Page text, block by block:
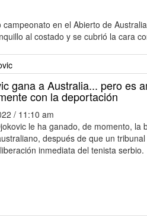
en el Abierto de
al costado y se cubrió la cara
gana a Australia... pero es
con la deportación
/ 11:10 am
le ha ganado, de momento, la
después de que un
inmediata del tenista serbio.